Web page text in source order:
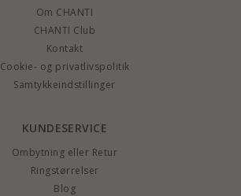
Om CHANTI
CHANTI Club
Kontakt
Cookie- og privatlivspolitik
Samtykkeindstillinger
KUNDESERVICE
Ombytning eller Retur
Ringstørrelser
Blog